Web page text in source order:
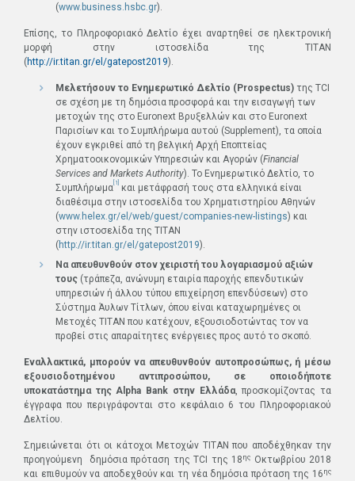
(www.business.hsbc.gr).
Επίσης, το Πληροφοριακό Δελτίο έχει αναρτηθεί σε ηλεκτρονική
μορφή στην ιστοσελίδα της ΤΙΤΑΝ
(http://ir.titan.gr/el/gatepost2019).
Μελετήσουν το Ενημερωτικό Δελτίο (Prospectus) της TCI
σε σχέση με τη δημόσια προσφορά και την εισαγωγή των
μετοχών της στο Euronext Βρυξελλών και στο Euronext
Παρισίων και το Συμπλήρωμα αυτού (Supplement), τα οποία
έχουν εγκριθεί από τη βελγική Αρχή Εποπτείας
Χρηματοοικονομικών Υπηρεσιών και Αγορών (Financial
Services and Markets Authority). Το Ενημερωτικό Δελτίο, το
Συμπλήρωμα [1]
και μετάφρασή τους στα ελληνικά είναι
διαθέσιμα στην ιστοσελίδα του Χρηματιστηρίου Αθηνών
(www.helex.gr/el/web/guest/companies-new-listings) και
στην ιστοσελίδα της ΤΙΤΑN
(http://ir.titan.gr/el/gatepost2019).
Να απευθυνθούν στον χειριστή του λογαριασμού αξιών
τους (τράπεζα, ανώνυμη εταιρία παροχής επενδυτικών
υπηρεσιών ή άλλου τύπου επιχείρηση επενδύσεων) στο
Σύστημα Άυλων Τίτλων, όπου είναι καταχωρημένες οι
Μετοχές ΤΙΤΑΝ που κατέχουν, εξουσιοδοτώντας τον να
προβεί στις απαραίτητες ενέργειες προς αυτό το σκοπό.
Εναλλακτικά, μπορούν να απευθυνθούν αυτοπροσώπως, ή μέσω
εξουσιοδοτημένου αντιπροσώπου, σε οποιοδήποτε
υποκατάστημα τηςAlpha Bank στην Ελλάδα, προσκομίζοντας τα
έγγραφα που περιγράφονται στο κεφάλαιο 6 του Πληροφοριακού
Δελτίου.
Σημειώνεται ότι οι κάτοχοι Μετοχών ΤΙΤΑΝ που αποδέχθηκαν την
προηγούμενη δημόσια πρόταση της TCI της 18 ης Οκτωβρίου 2018
και επιθυμούν να αποδεχθούν και τη νέα δημόσια πρόταση της 16 ης